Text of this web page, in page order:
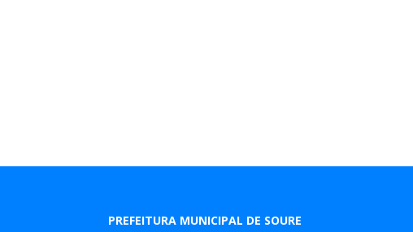
PREFEITURA MUNICIPAL DE SOURE